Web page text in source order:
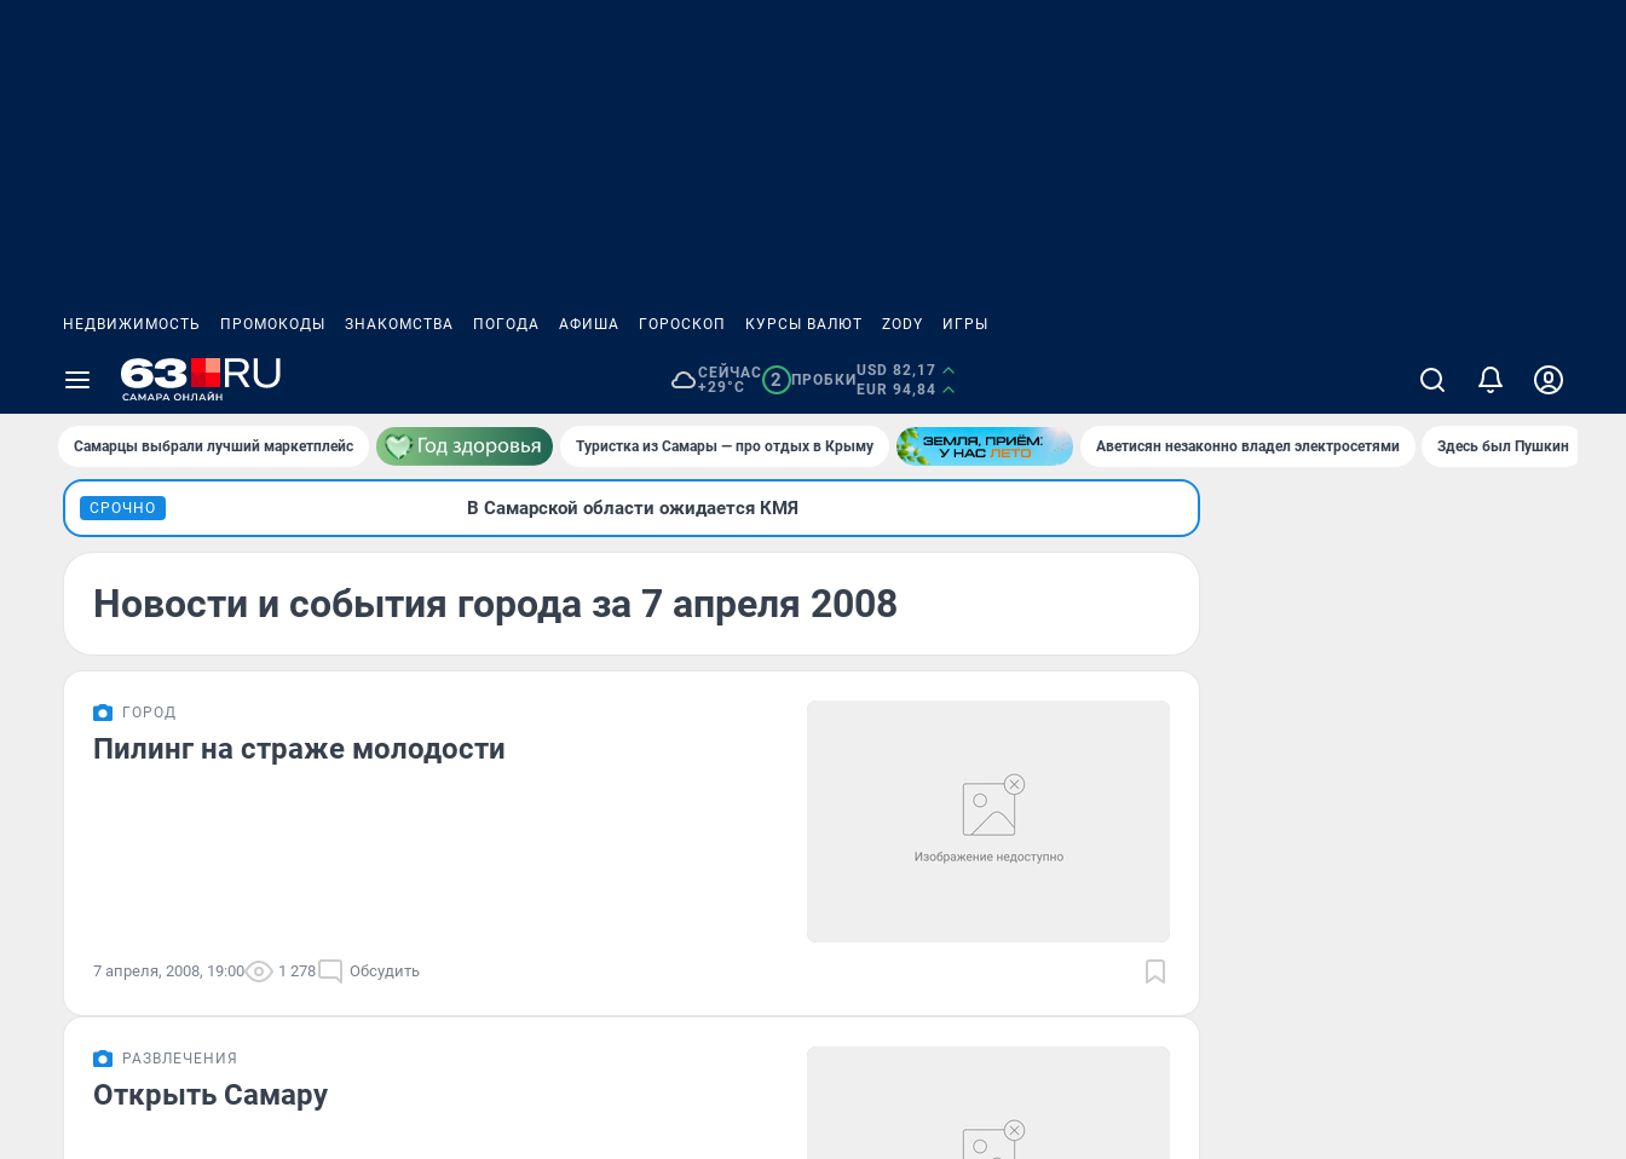
НЕДВИЖИМОСТЬ ПРОМОКОДЫ ЗНАКОМСТВА ПОГОДА АФИША ГОРОСКОП КУРСЫ ВАЛЮТ ZODY ИГРЫ
СЕЙЧАС
+29°C
2 ПРОБКИ
USD 82,17
EUR 94,84
Самарцы выбрали лучший маркетплейс Туристка из Самары — про отдых в Крыму Аветисян незаконно владел электросетями Здесь был Пушкин
СРОЧНО В Самарской области ожидается КМЯ
Новости и события города за 7 апреля 2008
ГОРОД
Пилинг на страже молодости
7 апреля, 2008, 19:00 1 278 Обсудить
РАЗВЛЕЧЕНИЯ
Открыть Самару